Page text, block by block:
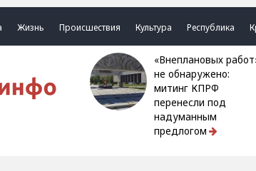
Жизнь Происшествия Культура Республика
«Внеплановых работ»
не обнаружено:
митинг КПРФ
перенесли под
надуманным
предлогом